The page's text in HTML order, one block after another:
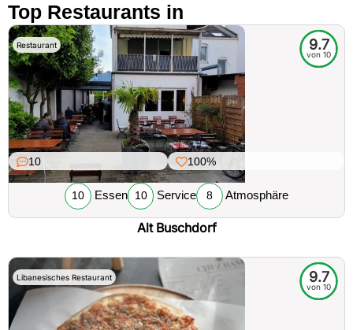
Top Restaurants in
Restaurant 9.7
von 10
10 100%
10 Essen 10 Service 8 Atmosphäre
Alt Buschdorf
Libanesisches Restaurant 9.7
von 10